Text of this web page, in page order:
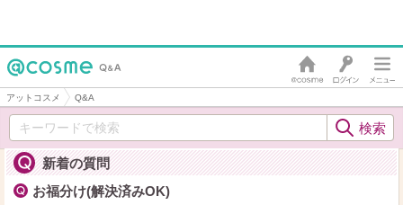
アットコスメ Q&A
新着の質問
お福分け(解決済みOK)